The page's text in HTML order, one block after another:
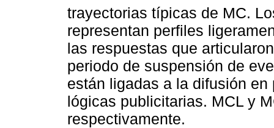
trayectorias típicas de MC.
representan perfiles
las respuestas que
periodo de suspensión de
están ligadas a la difusión
lógicas publicitarias. MCL y
respectivamente.